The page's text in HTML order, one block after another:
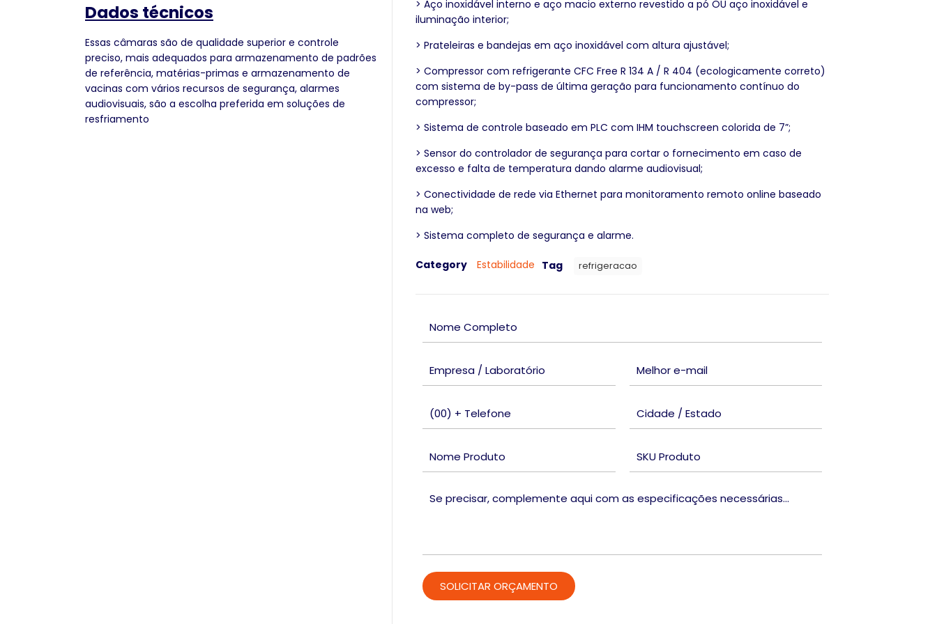
Dados técnicos
Essas câmaras são de qualidade superior e controle
preciso, mais adequados para armazenamento de padrões
de referência, matérias-primas e armazenamento de
vacinas com vários recursos de segurança, alarmes
audiovisuais, são a escolha preferida em soluções de
resfriamento
> Aço inoxidável interno e aço macio externo revestido a pó OU aço inoxidável e
iluminação interior;
> Prateleiras e bandejas em aço inoxidável com altura ajustável;
> Compressor com refrigerante CFC Free R 134 A / R 404 (ecologicamente correto)
com sistema de by-pass de última geração para funcionamento contínuo do
compressor;
> Sistema de controle baseado em PLC com IHM touchscreen colorida de 7”;
> Sensor do controlador de segurança para cortar o fornecimento em caso de
excesso e falta de temperatura dando alarme audiovisual;
> Conectividade de rede via Ethernet para monitoramento remoto online baseado
na web;
> Sistema completo de segurança e alarme.
Category Estabilidade Tag refrigeracao